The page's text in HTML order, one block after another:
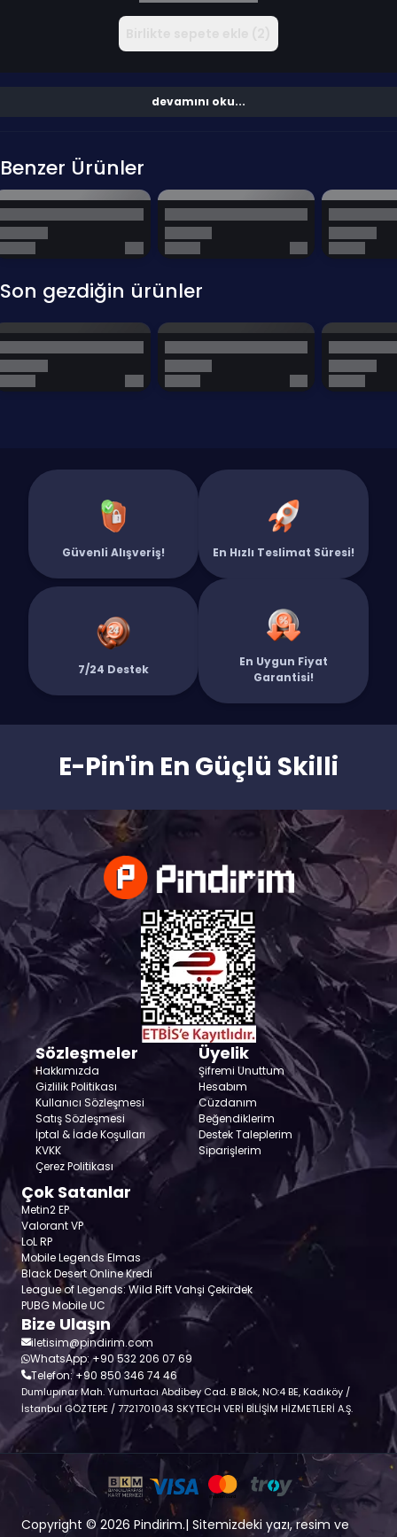
devamını oku...
Benzer Ürünler
Son gezdiğin ürünler
Güvenli Alışveriş! En Hızlı Teslimat Süresi!
7/24 Destek
En Uygun Fiyat
Garantisi!
E-Pin'in En Güçlü Skilli
Sözleşmeler
Hakkımızda
Gizlilik Politikası
Kullanıcı Sözleşmesi
Satış Sözleşmesi
İptal & İade Koşulları
KVKK
Çerez Politikası
Üyelik
Şifremi Unuttum
Hesabım
Cüzdanım
Beğendiklerim
Destek Taleplerim
Siparişlerim
Çok Satanlar
Metin2 EP
Valorant VP
LoL RP
Mobile Legends Elmas
Black Desert Online Kredi
League of Legends: Wild Rift Vahşi Çekirdek
PUBG Mobile UC
Bize Ulaşın
iletisim@pindirim.com
WhatsApp: +90 532 206 07 69
Telefon: +90 850 346 74 46
Dumlupınar Mah. Yumurtacı Abdibey Cad. B Blok, NO:4 BE, Kadıköy /
İstanbul GÖZTEPE / 7721701043 SKYTECH VERİ BİLİŞİM HİZMETLERİ A.Ş.
Copyright © 2026 Pindirim.| Sitemizdeki yazı, resim ve